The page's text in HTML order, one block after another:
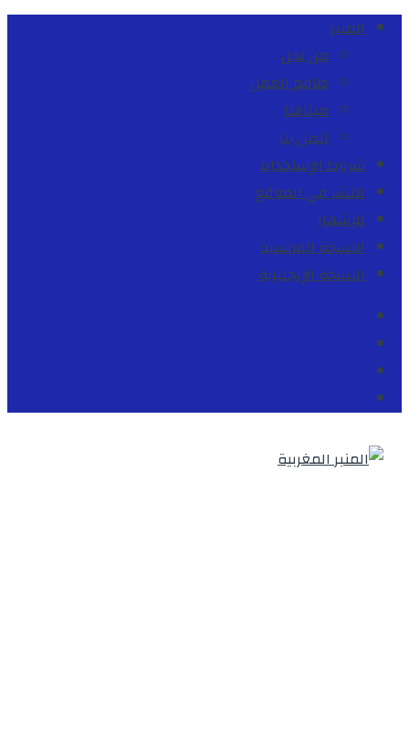
المنبر
من نحن
طاقم العمل
ميثاقنا
اتصل بنا
شروط الإستخدام
للنشر في الموقع
للإشهار
النسخة الفرنسية
النسخة الإنجليزية